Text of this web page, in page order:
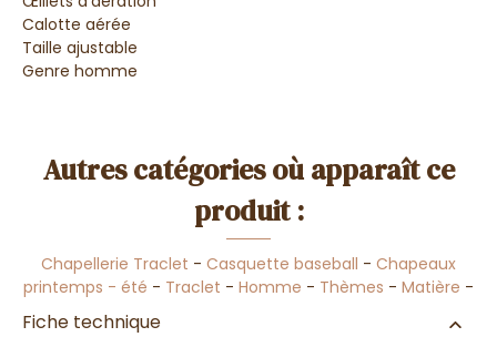
Calotte aérée
Taille ajustable
Genre homme
Autres catégories où apparaît ce
produit :
Chapellerie Traclet - Casquette baseball - Chapeaux
printemps - été - Traclet - Homme - Thèmes - Matière -
Fiche technique